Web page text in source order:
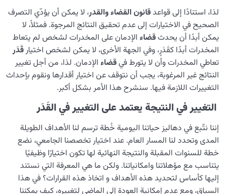
لذا، استنادًا إلى قواعدقانون القضاء والقدر، لا یمکن أن يؤدّي التصرف
الصحيح في الاختيارات إلى عدم تحقيق النتائج المرجوة. فمثلاً، لا
يمكن أبدًا أن يحدثقضاء الإدمان على المخدرات لشخص لم يتعاط
المخدرات أبدًا کقَدَرٍ، وفي الجهة الأخرى، لا يمكن لشخص اختيارقَدَر
تعاطي المخدرات وأن لا يتورط فيقضاء الإدمان. لذا، من أجل تغيير
النتائج غير المرغوبة، يجب أن نتوقف عن اختيار أقدارها ونقوم بإحداث
التغييرات اللازمة فیها. سنشرح هذا الأمر بشكل أكبر.
التغيير في النتيجة يعتمد على التغيير في القَدَر
إننا نتّبع في دهاليز حياتنا اليومية خُطة ترسم لنا الأهداف الطويلة
المدى وتحدد لنا المسار العام. عند اختيار تخصصنا الجامعي، نضع
خطة للسنوات المقبلة والنتيجة النهائية لها تكون اختيارًا وظيفيًا
يتناسب مع مؤهلاتنا وامكانياتنا. ولكن ما هي المعرفة التي نستند
إليها كأساس لتحديد هذه الأهداف و اتخاذ هذه القرارات؟ في هذا
السياق، ومع عدم إمكانية العودة إلى الماضي لتغييره، كيف يمكننا